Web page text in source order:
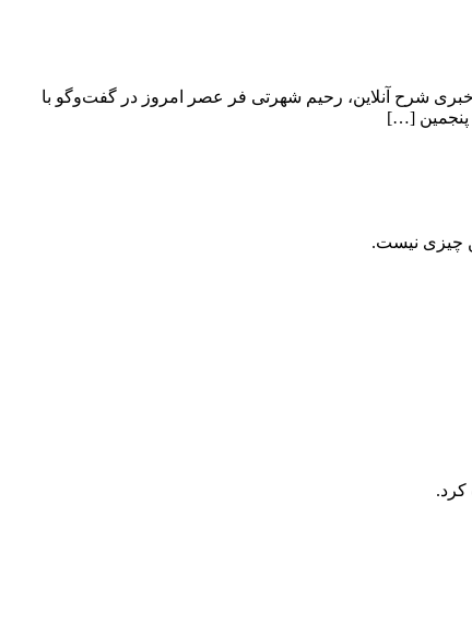
گزارش پایگاه خبری شرح آنلاین، رحیم شهرتی فر عصر امروز در گفت‌وگو با
چیزی نیست.